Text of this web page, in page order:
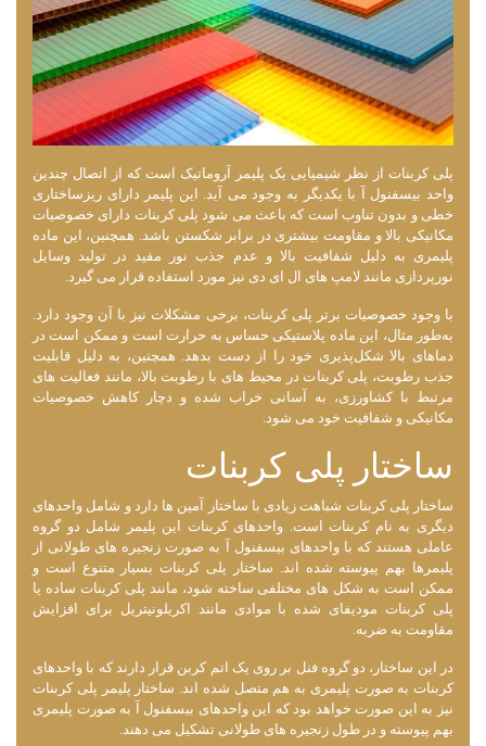
پلی کربنات از نظر شیمیایی یک پلیمر آروماتیک است که از اتصال چندین
واحد بیسفنول آ با یکدیگر به وجود می ‌آید. این پلیمر دارای ریزساختاری
خطی و بدون تناوب است که باعث می ‌شود پلی کربنات دارای خصوصیات
مکانیکی بالا و مقاومت بیشتری در برابر شکستن باشد. همچنین، این ماده
پلیمری به دلیل شفافیت بالا و عدم جذب نور مفید در تولید وسایل
نورپردازی مانند لامپ‌ های ال ای دی نیز مورد استفاده قرار می‌ گیرد.
با وجود خصوصیات برتر پلی کربنات، برخی مشکلات نیز با آن وجود دارد.
به‌طور مثال، این ماده پلاستیکی حساس به حرارت است و ممکن است در
دماهای بالا شکل‌پذیری خود را از دست بدهد. همچنین، به دلیل قابلیت
جذب رطوبت، پلی کربنات در محیط ‌های با رطوبت بالا، مانند فعالیت های
مرتبط با کشاورزی، به آسانی خراب شده و دچار کاهش خصوصیات
مکانیکی و شفافیت خود می ‌شود.
ساختار پلی کربنات
ساختار پلی کربنات شباهت زیادی با ساختار آمین ها دارد و شامل واحدهای
دیگری به نام کربنات است. واحدهای کربنات این پلیمر شامل دو گروه
عاملی هستند که با واحدهای بیسفنول آ به صورت زنجیره‌ های طولانی از
پلیمرها بهم پیوسته شده‌ اند. ساختار پلی کربنات بسیار متنوع است و
ممکن است به شکل های مختلفی ساخته شود، مانند پلی کربنات ساده یا
پلی کربنات مودیفای شده با موادی مانند اکریلونیتریل برای افزایش
مقاومت به ضربه.
در این ساختار، دو گروه فنل بر روی یک اتم کربن قرار دارند که با واحدهای
کربنات به صورت پلیمری به هم متصل شده ‌اند. ساختار پلیمر پلی کربنات
نیز به این صورت خواهد بود که این واحدهای بیسفنول آ به صورت پلیمری
بهم پیوسته و در طول زنجیره‌ های طولانی تشکیل می ‌دهند.